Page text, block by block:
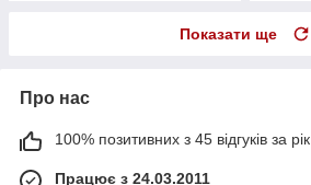
Показати ще
Про нас
100% позитивних з 45 відгуків за рік
Працює з 24.03.2011